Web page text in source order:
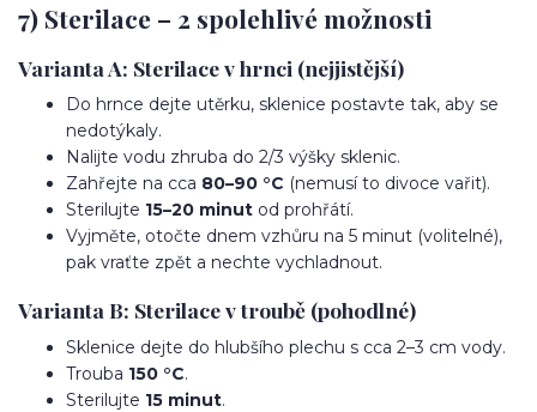
7) Sterilace – 2 spolehlivé možnosti
Varianta A: Sterilace v hrnci (nejjistější)
Do hrnce dejte utěrku, sklenice postavte tak, aby se
nedotýkaly.
Nalijte vodu zhruba do 2/3 výšky sklenic.
Zahřejte na cca 80–90 °C (nemusí to divoce vařit).
Sterilujte 15–20 minut od prohřátí.
Vyjměte, otočte dnem vzhůru na 5 minut (volitelné),
pak vraťte zpět a nechte vychladnout.
Varianta B: Sterilace v troubě (pohodlné)
Sklenice dejte do hlubšího plechu s cca 2–3 cm vody.
Trouba 150 °C.
Sterilujte 15 minut.